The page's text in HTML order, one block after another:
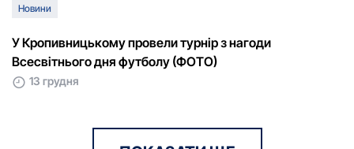
Новини
У Кропивницькому провели турнір з нагоди
Всесвітнього дня футболу (ФОТО)
13 грудня